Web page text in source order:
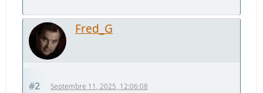
Fred_G
#2 Septembre 11, 2025, 12:06:08